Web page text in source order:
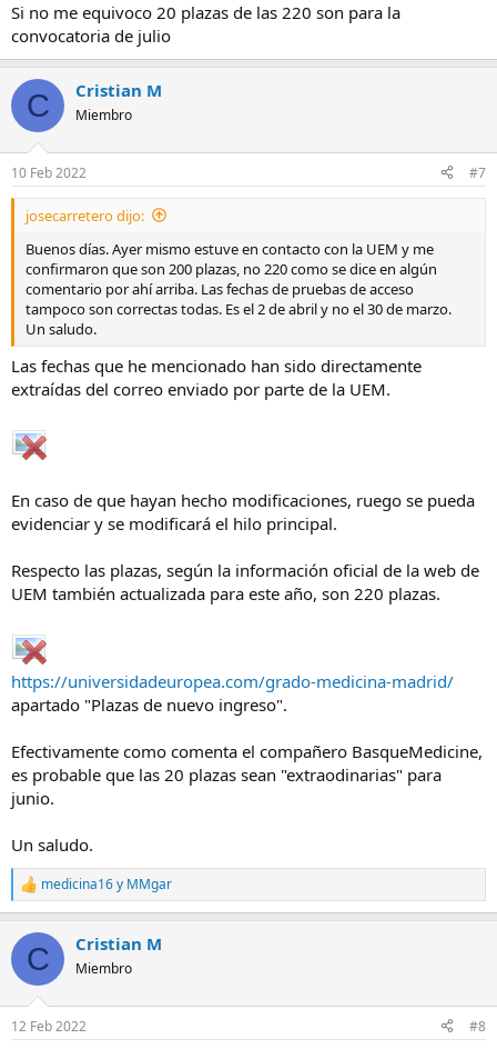
Si no me equivoco 20 plazas de las 220 son para la
convocatoria de julio
C Cristian M
Miembro
10 Feb 2022 #7
josecarretero dijo:
Buenos días. Ayer mismo estuve en contacto con la UEM y me
confirmaron que son 200 plazas, no 220 como se dice en algún
comentario por ahí arriba. Las fechas de pruebas de acceso
tampoco son correctas todas. Es el 2 de abril y no el 30 de marzo.
Un saludo.
Las fechas que he mencionado han sido directamente
extraídas del correo enviado por parte de la UEM.
En caso de que hayan hecho modificaciones, ruego se pueda
evidenciar y se modificará el hilo principal.
Respecto las plazas, según la información oficial de la web de
UEM también actualizada para este año, son 220 plazas.
https://universidadeuropea.com/grado-medicina-madrid/
apartado "Plazas de nuevo ingreso".
Efectivamente como comenta el compañero BasqueMedicine,
es probable que las 20 plazas sean "extraodinarias" para
junio.
Un saludo.
R
e
c
i
e
medicina16y MMgar
C Cristian M
Miembro
12 Feb 2022 #8